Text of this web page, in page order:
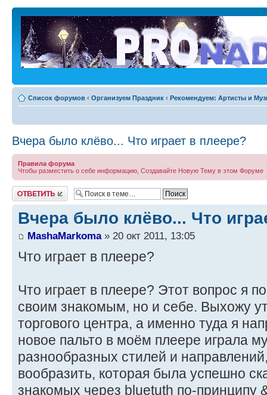
Список форумов ‹ Организуем Праздник ‹ Рекомендуем: Артисты и
Bчера было клёво... Что играет в плеере?
Правила форума
Чтобы разместить о себе информацию, Создавайте Новую Тему в этом Форуме
Ответить
Bчера было клёво... Что
MashaMarkoma» 20 окт 2011, 13:05
Что играет в плеере?
Что играет в плеере? Этот вопрос я
своим знакомым, но и себе. Выхожу
торгового центра, а именно туда я
новое пальто в моём плеере играла
разнообразных стилей и
вообразить, которая была успешно
знакомых через bluetuth по-принципу